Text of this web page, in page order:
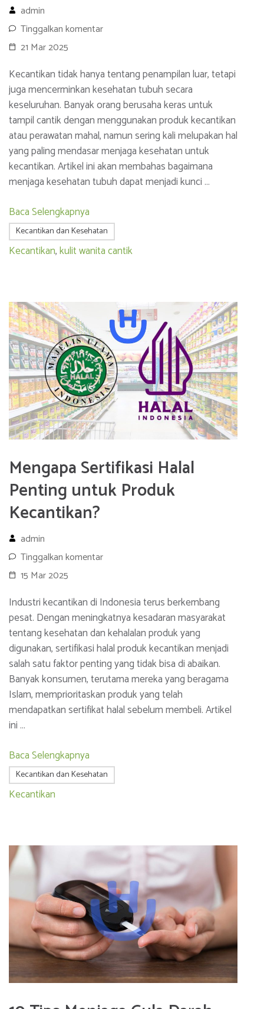
admin
Tinggalkan komentar
21 Mar 2025
Kecantikan tidak hanya tentang penampilan luar, tetapi
juga mencerminkan kesehatan tubuh secara
keseluruhan. Banyak orang berusaha keras untuk
tampil cantik dengan menggunakan produk kecantikan
atau perawatan mahal, namun sering kali melupakan hal
yang paling mendasar menjaga kesehatan untuk
kecantikan. Artikel ini akan membahas bagaimana
menjaga kesehatan tubuh dapat menjadi kunci …
Baca Selengkapnya
Kecantikan dan Kesehatan
Kecantikan,kulit wanita cantik
Mengapa Sertifikasi Halal
Penting untuk Produk
Kecantikan?
admin
Tinggalkan komentar
15 Mar 2025
Industri kecantikan di Indonesia terus berkembang
pesat. Dengan meningkatnya kesadaran masyarakat
tentang kesehatan dan kehalalan produk yang
digunakan, sertifikasi halal produk kecantikan menjadi
salah satu faktor penting yang tidak bisa di abaikan.
Banyak konsumen, terutama mereka yang beragama
Islam, memprioritaskan produk yang telah
mendapatkan sertifikat halal sebelum membeli. Artikel
ini …
Baca Selengkapnya
Kecantikan dan Kesehatan
Kecantikan